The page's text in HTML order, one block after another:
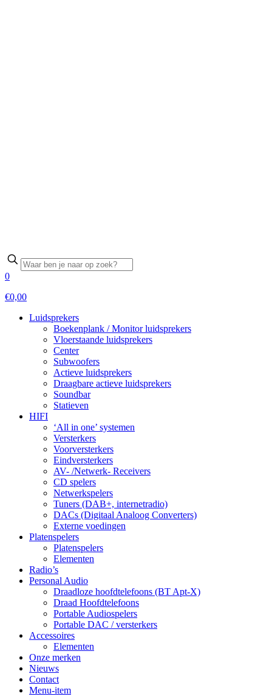
0
€0,00
Luidsprekers
Boekenplank / Monitor luidsprekers
Vloerstaande luidsprekers
Center
Subwoofers
Actieve luidsprekers
Draagbare actieve luidsprekers
Soundbar
Statieven
HIFI
‘All in one’ systemen
Versterkers
Voorversterkers
Eindversterkers
AV- /Netwerk- Receivers
CD spelers
Netwerkspelers
Tuners (DAB+, internetradio)
DACs (Digitaal Analoog Converters)
Externe voedingen
Platenspelers
Platenspelers
Elementen
Radio’s
Personal Audio
Draadloze hoofdtelefoons (BT Apt-X)
Draad Hoofdtelefoons
Portable Audiospelers
Portable DAC / versterkers
Accessoires
Elementen
Onze merken
Nieuws
Contact
Menu-item